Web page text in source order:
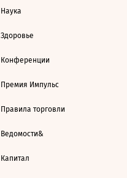
Наука
Здоровье
Конференции
Премия Импульс
Правила торговли
Ведомости&
Капитал